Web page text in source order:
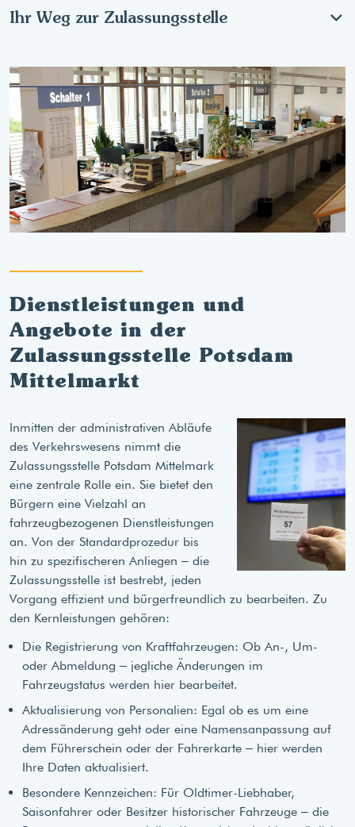
Ihr Weg zur Zulassungsstelle
Dienstleistungen und
Angebote in der
Zulassungsstelle Potsdam
Mittelmarkt
Inmitten der administrativen Abläufe
des Verkehrswesens nimmt die
Zulassungsstelle Potsdam Mittelmark
eine zentrale Rolle ein. Sie bietet den
Bürgern eine Vielzahl an
fahrzeugbezogenen Dienstleistungen
an. Von der Standardprozedur bis
hin zu spezifischeren Anliegen – die
Zulassungsstelle ist bestrebt, jeden
Vorgang effizient und bürgerfreundlich zu bearbeiten. Zu
den Kernleistungen gehören:
Die Registrierung von Kraftfahrzeugen: Ob An-, Um-
oder Abmeldung – jegliche Änderungen im
Fahrzeugstatus werden hier bearbeitet.
Aktualisierung von Personalien: Egal ob es um eine
Adressänderung geht oder eine Namensanpassung auf
dem Führerschein oder der Fahrerkarte – hier werden
Ihre Daten aktualisiert.
Besondere Kennzeichen: Für Oldtimer-Liebhaber,
Saisonfahrer oder Besitzer historischer Fahrzeuge – die